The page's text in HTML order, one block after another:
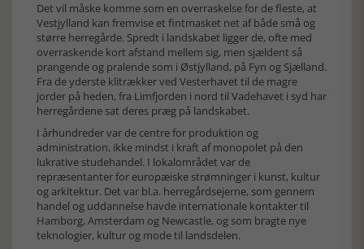
Det vil måske komme som en overraskelse for de fleste, at
Vestjylland kan fremvise et fintmasket net af både små og
større herregårde. Spredt i landskabet ligger de, ofte med
overraskende kort afstand mellem sig, men sjældent så
prangende og pralende som i Østjylland, på Fyn og Sjælland.
Fra de yderste klitrækker ved Vesterhavet til de magre
jorder på heden, fra Limfjorden i nord til Vadehavet i syd har
herregårdene sat deres præg på landskabet.
I århundreder var de centre for produktion og
administration, ikke mindst i kraft af monopolet på den
lukrative studehandel. I lokalområdet var de
repræsentanter for europæiske strømninger i kunst, kultur
og arkitektur. Det var bl.a. herregårdsejerne, som gennem
handel og uddannelse havde internationale kontakter til
Hamborg, Amsterdam og Newcastle, og som bragte nye
teknologier, kultur og mode til landsdelen.